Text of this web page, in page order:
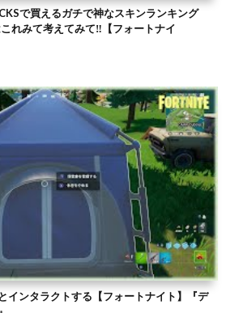
で買えるガチで神なスキンランキング
れみて考えてみて‼️【フォートナイ
インタラクトする【フォートナイト】『デ